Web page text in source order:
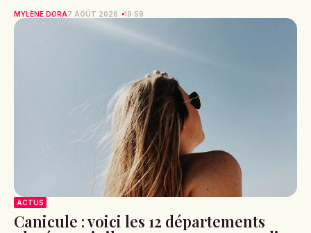
MYLÈNE DORA7 AOÛT 2026 19:59
ACTUS
Canicule : voici les 12 départements